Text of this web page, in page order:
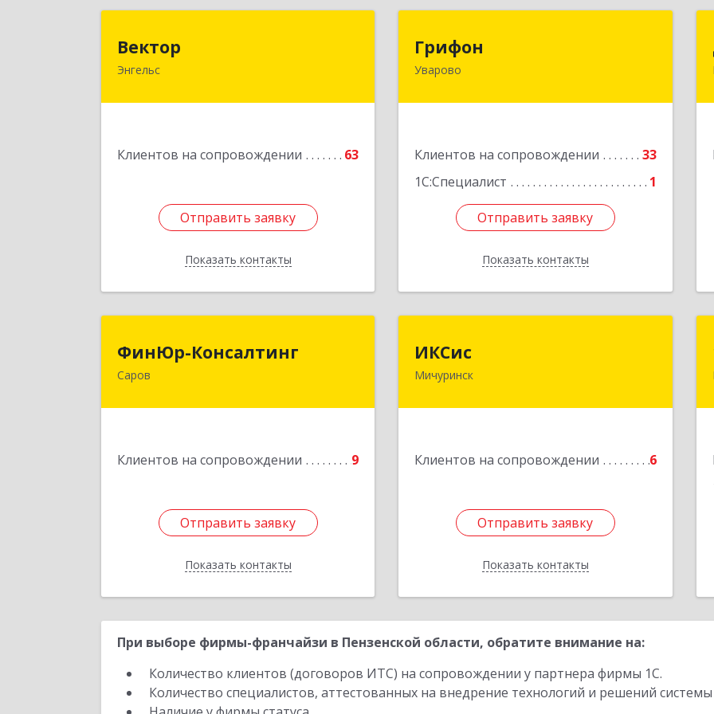
Вектор
Энгельс
Клиентов на сопровождении 63
Отправить заявку
Показать контакты
413107, Саратовская обл, Энгельс г,
Подробнее
Отправить заявку
Назад
Грифон
Уварово
Клиентов на сопровождении
33
1С:Специалист
1
Отправить заявку
Показать контакты
393461, Тамбовская обл, Уварово г,
Отправить заявку
Назад
ФинЮр-Консалтинг
Саров
Клиентов на сопровождении 9
Отправить заявку
Показать контакты
607190, Нижегородская обл, Саров г,
Отправить заявку
Назад
ИКСис
Мичуринск
Клиентов на сопровождении 6
Отправить заявку
Показать контакты
393761, Тамбовская обл, Мичуринск г,
Отправить заявку
Назад
При выборе фирмы-франчайзи в Пензенской области, обратите внимание на:
Количество клиентов (договоров ИТС) на сопровождении у партнера фирмы 1С.
Количество специалистов, аттестованных на внедрение технологий и решений